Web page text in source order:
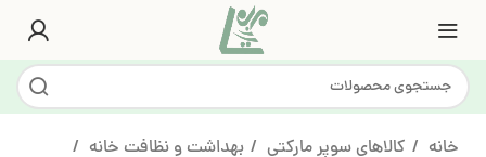
خانه کالاهای سوپر مارکتی
بهداشت و نظافت خانه